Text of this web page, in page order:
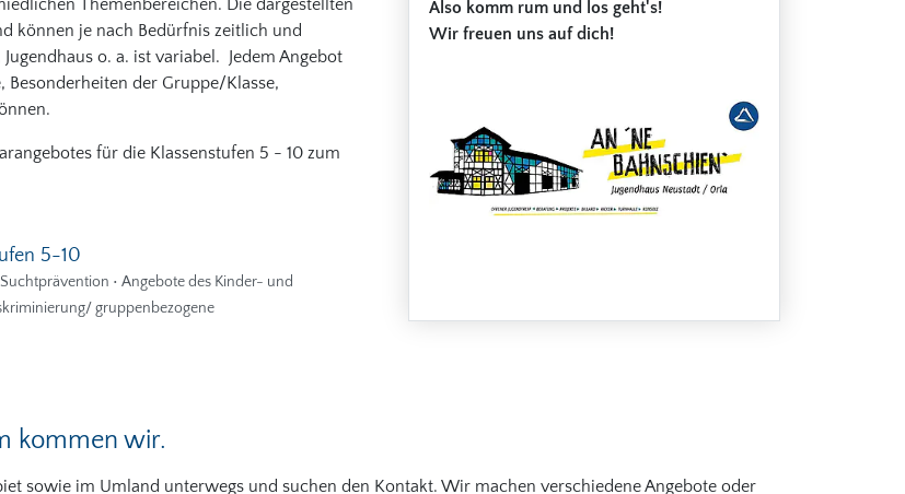
Themenbereichen. Die dargestellten
können je nach Bedürfnis zeitlich und
o. a. ist variabel. Jedem Angebot
Besonderheiten der Gruppe/Klasse,
für die Klassenstufen 5 - 10 zum
5-10
• Angebote des Kinder- und
gruppenbezogene
Also komm rum und los geht's!
Wir freuen uns auf dich!
kommen wir.
sowie im Umland unterwegs und suchen den Kontakt. Wir machen verschiedene Angebote oder